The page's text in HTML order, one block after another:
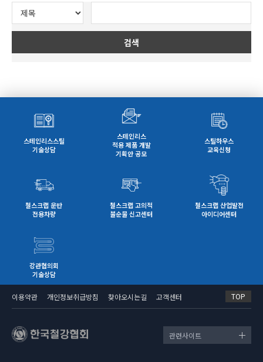
의하는 시간을 가졌다.
별, 기관별로 소개하여 강관 업계 기술 개발 전략에
대해 고민해볼 수 있는 시간이 되었다.
이날 세미나에 참석한 강관업계 종사자는 “수소 수
송용 강관 시장 확대에 따라 우리 업계에서 준비해
되었다”고 말하며 새로운 시장에 대한 기대감을 나
강관협의회에서는 매년 국내외 강관산업 현황 및
발표영상(유튜브 철강협회) : https://youtu.be/D
강관협의회 회원사는 누구든지 사무국으로 연락하
여 자문을 받을 수 있습니다.
(02-559-3563, gyueon.jo@ekosa.or.kr)로 연
락하여주시기 바랍니다.
검색
스테인리스스틸
기술상담
스테인리스
적용 제품 개발
기획안 공모
스틸하우스
교육신청
철스크랩 운반
전용차량
철스크랩 고의적
불순물 신고센터
철스크랩 산업발전
아이디어센터
강관협의회
기술상담
이용약관 개인정보취급방침 찾아오시는길 고객센터
관련사이트
TOP